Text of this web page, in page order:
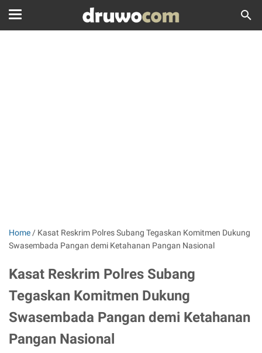
Home / Kasat Reskrim Polres Subang Tegaskan Komitmen Dukung
Swasembada Pangan demi Ketahanan Pangan Nasional
Kasat Reskrim Polres Subang
Tegaskan Komitmen Dukung
Swasembada Pangan demi Ketahanan
Pangan Nasional